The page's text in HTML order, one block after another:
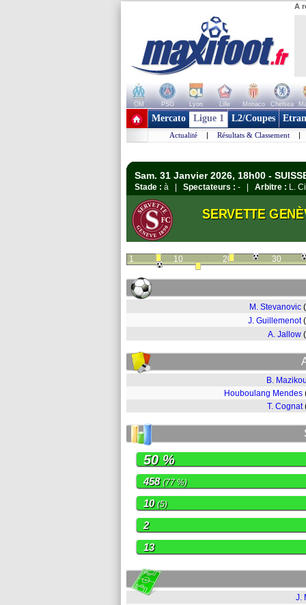
A
OM PSG Lyon Lille Monaco Chelsea
+ de clubs
Mercato Ligue 1 L2/Coupes
Actualité | Résultats & Classement |
Sam. 31 Janvier 2026, 18h00 -
Stade : à | Spectateurs : - | Arbitre : L.
SERVETTE
1 10 20 30
M. Stevanovic
J. Guillemenot
A. Jallow
B. Mazikou
Houboulang Mendes
T. Cognat
50 %
458(77 %)
10(5)
2
13
J.